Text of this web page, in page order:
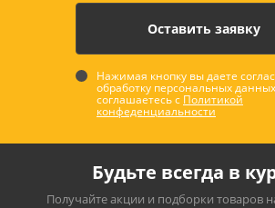
Нажимая кнопку вы даете
обработку персональных
соглашаетесь с Политикой
конфеденциальности
Будьте всегда в
Получайте акции и подборки товаров